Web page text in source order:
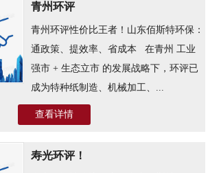
环评
排污许可
竣工环保验收
环保应急预案
联系我们
青州环评
青州环评性价比王者！山东佰斯特环保：
通政策、提效率、省成本 ​ ​ 在青州 工业
强市 + 生态立市 的发展战略下，环评已
成为特种纸制造、机械加工、...
查看详情
寿光环评！